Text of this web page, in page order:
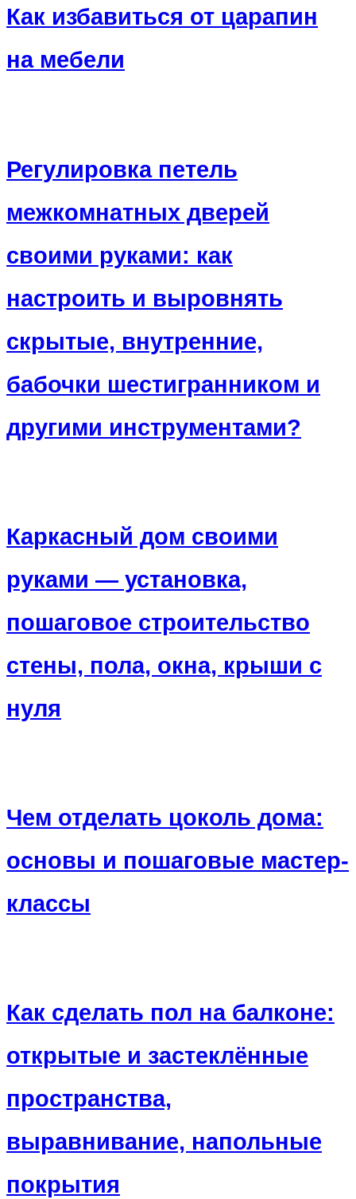
Как избавиться от царапин
на мебели
Регулировка петель
межкомнатных дверей
своими руками: как
настроить и выровнять
скрытые, внутренние,
бабочки шестигранником и
другими инструментами?
Каркасный дом своими
руками — установка,
пошаговое строительство
стены, пола, окна, крыши с
нуля
Чем отделать цоколь дома:
основы и пошаговые мастер-
классы
Как сделать пол на балконе:
открытые и застеклённые
пространства,
выравнивание, напольные
покрытия